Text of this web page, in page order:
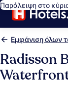
Παράλειψη στο
Εμφάνιση όλων
Radisson